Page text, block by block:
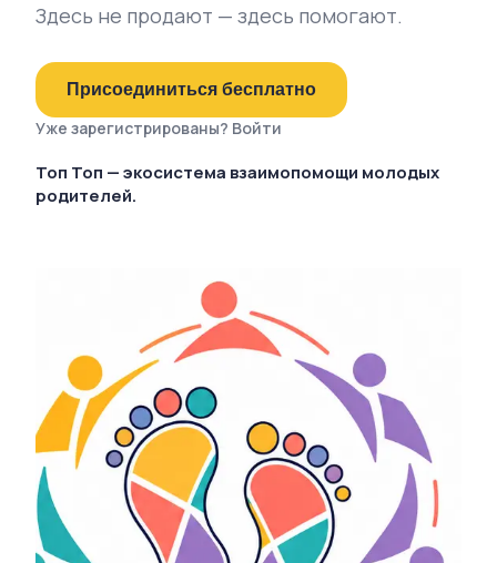
Здесь не продают — здесь помогают.
Присоединиться бесплатно
Уже зарегистрированы? Войти
Топ Топ — экосистема взаимопомощи молодых
родителей.